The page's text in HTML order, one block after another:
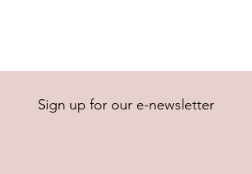
Sign up for our e-newsletter